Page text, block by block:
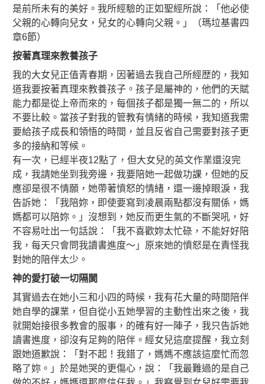
是前所未有的美好。我所經驗的正如聖經所說：「他必使
父親的心轉向兒女，兒女的心轉向父親。」（瑪垃基書四
章6節）
按著真理來教養孩子
我的大女兒正值青春期，因著過去我自己所經歴的，我知
道我要按著真理來教養孩子。孩子是屬神的，他們的天賦
能力都是從上帝而來的，每個孩子都是獨一無二的，所以
不要比較。當孩子對我的管教有情緒的時候，我知道我需
要給孩子成長和領悟的時間，並且反省自己需要對孩子更
多的接納和等候。
有一次，已經半夜12點了，但大女兒的英文作業還沒完
成，我請她坐到我旁邊，我要陪她一起做功課，但她的反
應卻是很不情願，她帶著憤怒的情緒，還一邊掉眼淚，我
告訴她：「我陪妳，即使要寫到凌晨兩點都沒有關係，媽
媽都可以陪妳。」沒想到，她反而更生氣的不斷哭吼，好
不容易吐出一句話說：「我不喜歡妳太忙碌，不能好好陪
我，每天只會問我讀書進度～」原來她的憤怒是在責怪我
對她的陪伴太少。
神的愛打破一切隔閡
其實過去在她小三和小四的時候，我有花大量的時間陪伴
她自學的課業，但自從小五她學習的主動性出來之後，我
就開始接很多教會的服事，的確有好一陣子，我只告訴她
讀書進度，卻沒有足夠的陪伴。經女兒這麼提醒，我立刻
跟她道歉說：「對不起！我錯了，媽媽不應該這麼忙而忽
略了妳。」於是她哭的更傷心，說：「我最難過的是自己